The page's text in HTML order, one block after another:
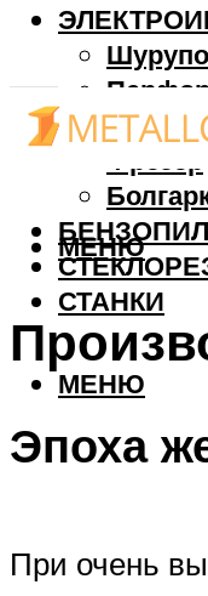
Дрель
Фрезер
СТАНКИ
МЕНЮ
МЕНЮ
Эпоха
При очень